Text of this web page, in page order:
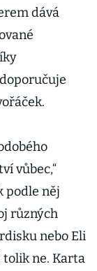
dává
vůbec,“
podle něj
různých
nebo Eli
ne. Karta